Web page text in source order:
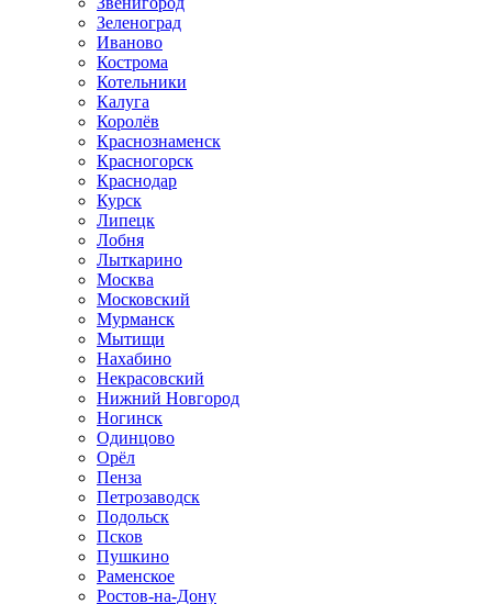
Зеленоград
Иваново
Кострома
Котельники
Калуга
Королёв
Краснознаменск
Красногорск
Краснодар
Курск
Липецк
Лобня
Лыткарино
Москва
Московский
Мурманск
Мытищи
Нахабино
Некрасовский
Нижний Новгород
Ногинск
Одинцово
Орёл
Пенза
Петрозаводск
Подольск
Псков
Пушкино
Раменское
Ростов-на-Дону